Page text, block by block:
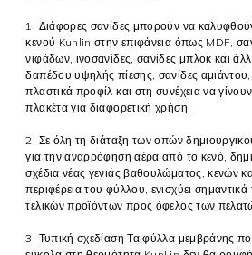
1 Διάφορες σανίδες μπορούν να
κενού Kunlin στην επιφάνεια όπως MDF,
νιφάδων, ινοσανίδες, σανίδες μπλοκ και
δαπέδου υψηλής πίεσης, σανίδες αμιάντου,
πλαστικά προφίλ και στη συνέχεια να
πλακέτα για διαφορετική χρήση.
2. Σε όλη τη διάταξη των οπών
για την αναρρόφηση αέρα από το κενό,
σχέδια νέας γενιάς βαθουλώματος, κενών
περιφέρεια του φύλλου, ενισχύει
τελικών προϊόντων προς όφελος των
3. Τυπική σχεδίαση Τα φύλλα μεμβράνης